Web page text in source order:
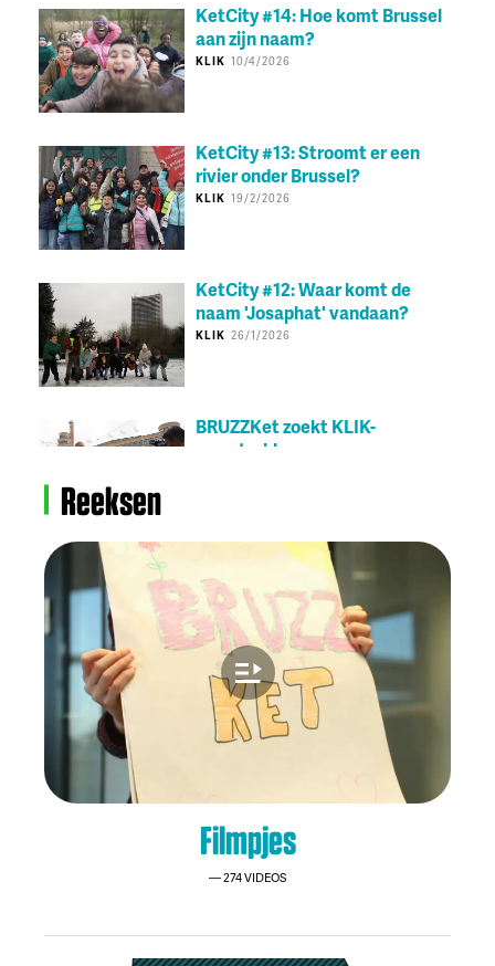
KetCity #14: Hoe komt Brussel
aan zijn naam?
KLIK 10/4/2026
KetCity #13: Stroomt er een
rivier onder Brussel?
KLIK 19/2/2026
KetCity #12: Waar komt de
naam 'Josaphat' vandaan?
KLIK 26/1/2026
BRUZZKet zoekt KLIK-
reporterklassen
KLIK 2025-2026:
aanmeldingsformulier
KLIK 03/11/2025
KetCity #11: Sneeuwwitje in
Brussel
FILMPJES
KetComité: De Kleurdoos als
jeugdraad van Brussel-Stad
KLIK 28/2/2025
Reeksen
Filmpjes
274 VIDEOS